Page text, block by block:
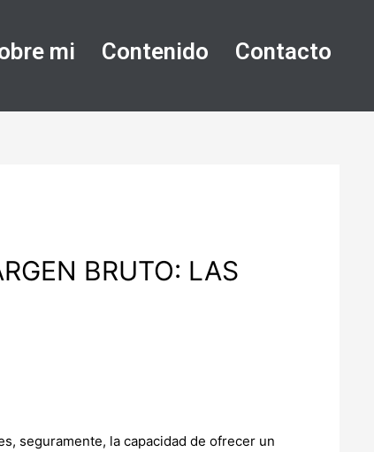
mi Contenido Contacto
BRUTO: LAS
seguramente, la capacidad de ofrecer un